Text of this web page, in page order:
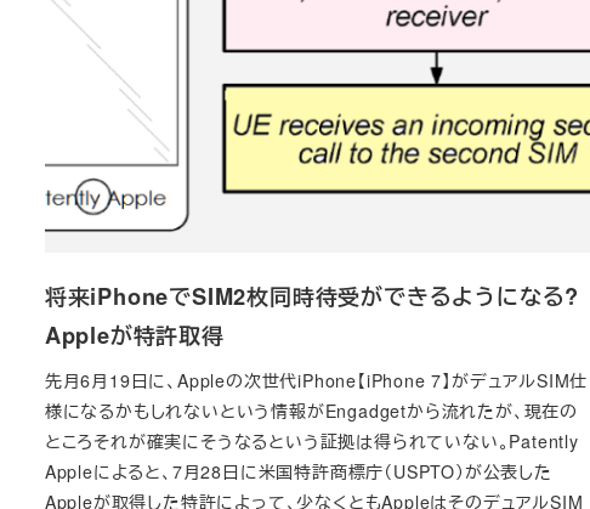
将来iPhoneでSIM2枚同時待受ができるようになる?
Appleが特許取得
先月6月19日に、Appleの次世代iPhone【iPhone 7】がデュアルSIM仕
様になるかもしれないという情報がEngadgetから流れたが、現在の
ところそれが確実にそうなるという証拠は得られていない。Patently
Appleによると、7月28日に米国特許商標庁（USPTO）が公表した
Appleが取得した特許によって、少なくともAppleはそのデュアルSIM